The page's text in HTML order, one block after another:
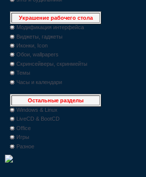
Украшение рабочего стола
Модификация интерфейса
Виджеты, гаджеты
Иконки, Icon
Обои, wallpapers
Скринсейверы, скринмейты
Темы
Часы и календари
Остальные разделы
Windows & Linux
LiveCD & BootCD
Office
Игры
Разное